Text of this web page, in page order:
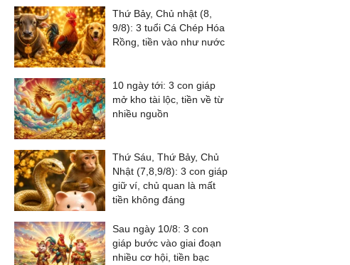
Thứ Bảy, Chủ nhật (8,
9/8): 3 tuổi Cá Chép Hóa
Rồng, tiền vào như nước
10 ngày tới: 3 con giáp
mở kho tài lộc, tiền về từ
nhiều nguồn
Thứ Sáu, Thứ Bảy, Chủ
Nhật (7,8,9/8): 3 con giáp
giữ ví, chủ quan là mất
tiền không đáng
Sau ngày 10/8: 3 con
giáp bước vào giai đoạn
nhiều cơ hội, tiền bạc